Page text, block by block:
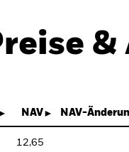
NAV NAV-
12,65